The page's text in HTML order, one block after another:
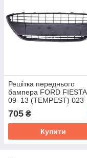
Решітка переднього
бампера FORD FIESTA
09–13 (TEMPEST) 023
705 ₴
Купити